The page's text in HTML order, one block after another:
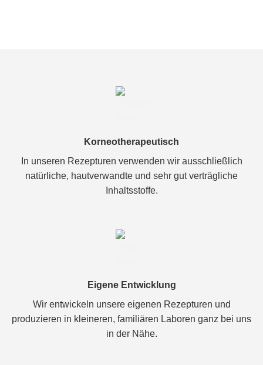
Korneotherapeutisch
In unseren Rezepturen verwenden wir ausschließlich
natürliche, hautverwandte und sehr gut verträgliche
Inhaltsstoffe.
Eigene Entwicklung
Wir entwickeln unsere eigenen Rezepturen und
produzieren in kleineren, familiären Laboren ganz bei uns
in der Nähe.